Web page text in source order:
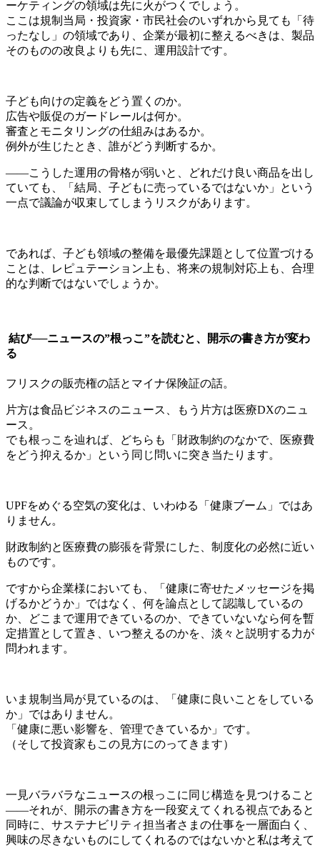
ーケティングの領域は先に火がつくでしょう。
ここは規制当局・投資家・市民社会のいずれから見ても「待
ったなし」の領域であり、企業が最初に整えるべきは、製品
そのものの改良よりも先に、運用設計です。
子ども向けの定義をどう置くのか。
広告や販促のガードレールは何か。
審査とモニタリングの仕組みはあるか。
例外が生じたとき、誰がどう判断するか。
——こうした運用の骨格が弱いと、どれだけ良い商品を出し
ていても、「結局、子どもに売っているではないか」という
一点で議論が収束してしまうリスクがあります。
であれば、子ども領域の整備を最優先課題として位置づける
ことは、レピュテーション上も、将来の規制対応上も、合理
的な判断ではないでしょうか。
結び──ニュースの”根っこ”を読むと、開示の書き方が変わ
る
フリスクの販売権の話とマイナ保険証の話。
片方は食品ビジネスのニュース、もう片方は医療DXのニュ
ース。
でも根っこを辿れば、どちらも「財政制約のなかで、医療費
をどう抑えるか」という同じ問いに突き当たります。
UPFをめぐる空気の変化は、いわゆる「健康ブーム」ではあ
りません。
財政制約と医療費の膨張を背景にした、制度化の必然に近い
ものです。
ですから企業様においても、「健康に寄せたメッセージを掲
げるかどうか」ではなく、何を論点として認識しているの
か、どこまで運用できているのか、できていないなら何を暫
定措置として置き、いつ整えるのかを、淡々と説明する力が
問われます。
いま規制当局が見ているのは、「健康に良いことをしている
か」ではありません。
「健康に悪い影響を、管理できているか」です。
（そして投資家もこの見方にのってきます）
一見バラバラなニュースの根っこに同じ構造を見つけること
——それが、開示の書き方を一段変えてくれる視点であると
同時に、サステナビリティ担当者さまの仕事を一層面白く、
興味の尽きないものにしてくれるのではないかと私は考えて